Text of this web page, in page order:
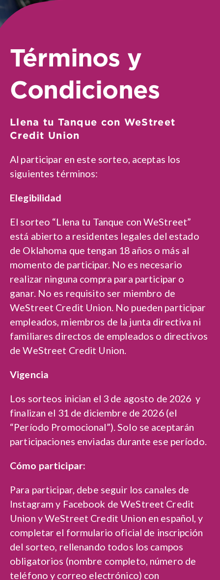
Términos y
Condiciones
Llena tu Tanque con WeStreet
Credit Union
Al participar en este sorteo, aceptas los
siguientes términos:
Elegibilidad
El sorteo “Llena tu Tanque con WeStreet”
está abierto a residentes legales del estado
de Oklahoma que tengan 18 años o más al
momento de participar. No es necesario
realizar ninguna compra para participar o
ganar. No es requisito ser miembro de
WeStreet Credit Union. No pueden participar
empleados, miembros de la junta directiva ni
familiares directos de empleados o directivos
de WeStreet Credit Union.
Vigencia
Los sorteos inician el 3 de agosto de 2026 y
finalizan el 31 de diciembre de 2026 (el
“Período Promocional”). Solo se aceptarán
participaciones enviadas durante ese período.
Cómo participar:
Para participar, debe seguir los canales de
Instagram y Facebook de WeStreet Credit
Union y WeStreet Credit Union en español, y
completar el formulario oficial de inscripción
del sorteo, rellenando todos los campos
obligatorios (nombre completo, número de
teléfono y correo electrónico) con